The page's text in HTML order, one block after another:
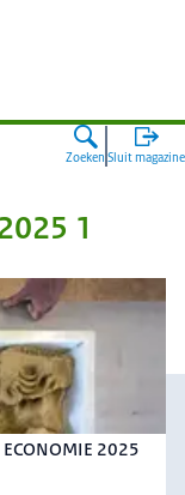
Zoeken Sluit magazine
1
ECONOMIE 2025